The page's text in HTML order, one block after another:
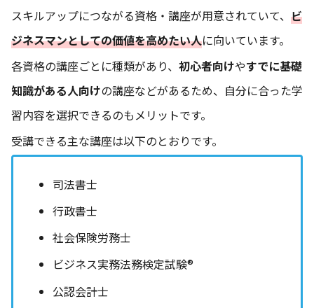
スキルアップにつながる資格・講座が用意されていて、 ビ
ジネスマンとしての価値を高めたい人に向いています。
各資格の講座ごとに種類があり、 初心者向けやすでに基礎
知識がある人向けの講座などがあるため、自分に合った学
習内容を選択できるのもメリットです。
受講できる主な講座は以下のとおりです。
司法書士
行政書士
社会保険労務士
ビジネス実務法務検定試験®️
公認会計士